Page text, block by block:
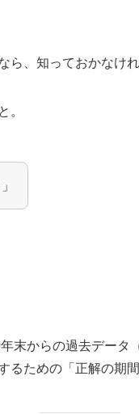
、知っておかなけ
。
末からの過去データ
るための「正解の期